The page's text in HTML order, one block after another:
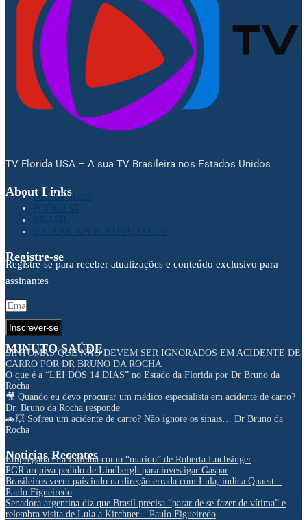
TV Florida USA – A sua TV Brasileira nos Estados Unidos
About Links
DESTAQUES
Registre-se
Registre-se para receber atualizações e conteúdo exclusivo para
assinantes
Inscrever-se
MINUTO SAÚDE
SINTOMAS QUE NÃO DEVEM SER IGNORADOS EM ACIDENTE DE
CARRO POR DR BRUNO DA ROCHA
O que é a “LEI DOS 14 DIAS” no Estado da Florida por Dr Bruno da
Rocha
🎥 Quando eu devo procurar um médico especialista em acidente de carro?
Dr. Bruno da Rocha responde
🚗💥 Sofreu um acidente de carro? Não ignore os sinais… Dr Bruno da
Rocha
Noticias Recentes
Empregada cita Lulinha como “marido” de Roberta Luchsinger
PGR arquiva pedido de Lindbergh para investigar Gaspar
Brasileiros veem país indo na direção errada com Lula, indica Quaest –
Paulo Figueiredo
Senadora argentina diz que Brasil precisa “parar de se fazer de vítima” e
relembra visita de Lula a Kirchner – Paulo Figueiredo